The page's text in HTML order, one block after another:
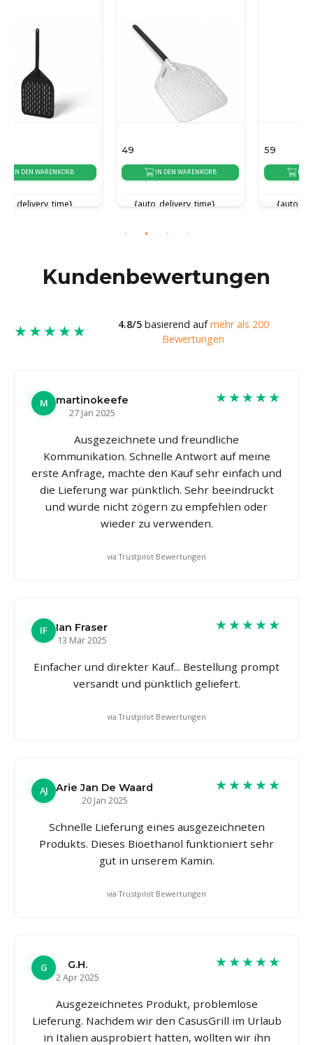
IN DEN WARENKORB
{auto_delivery_time}
IN DEN WARENKORB
{auto_delivery_time}
Kundenbewertungen
★★★★★ 4.8/5basierend aufmehr als 200
Bewertungen
M
martinokeefe
27 Jan 2025
★★★★★
Ausgezeichnete und freundliche
Kommunikation. Schnelle Antwort auf meine
erste Anfrage, machte den Kauf sehr einfach und
die Lieferung war pünktlich. Sehr beeindruckt
und würde nicht zögern zu empfehlen oder
wieder zu verwenden.
via Trustpilot Bewertungen
IF
Ian Fraser
13 Mär 2025
★★★★★
Einfacher und direkter Kauf... Bestellung prompt
versandt und pünktlich geliefert.
via Trustpilot Bewertungen
AJ
Arie Jan De Waard
20 Jan 2025
★★★★★
Schnelle Lieferung eines ausgezeichneten
Produkts. Dieses Bioethanol funktioniert sehr
gut in unserem Kamin.
via Trustpilot Bewertungen
G
G.H.
2 Apr 2025
★★★★★
Ausgezeichnetes Produkt, problemlose
Lieferung. Nachdem wir den CasusGrill im Urlaub
in Italien ausprobiert hatten, wollten wir ihn